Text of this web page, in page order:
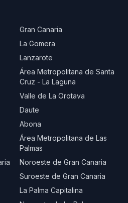
Gran Canaria
La Gomera
Lanzarote
Área Metropolitana de Santa
Cruz - La Laguna
Valle de La Orotava
Daute
Abona
Área Metropolitana de Las
Palmas
Noroeste de Gran Canaria
Suroeste de Gran Canaria
La Palma Capitalina